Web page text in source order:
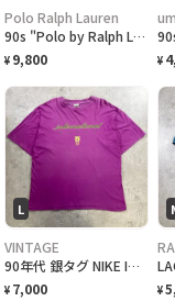
Polo Ralph Lauren
90s "Polo by Ralph Lauren" Reversible Hoodie Jacket ポロ ラルフローレン リバーシブル ジャケット[XL]
¥ 9,800 ¥
L
VINTAGE
90年代 銀タグ NIKE INTERNATIONAL ユーロナイキ インターナショナル プリントTシャツ メンズ2XL相当 古着 90s ヴィンテージ VINTAGE 銀タグ 地球儀 バックプリント ビッグサイズ 大きいサイズ 紫色
¥ 7,000 ¥